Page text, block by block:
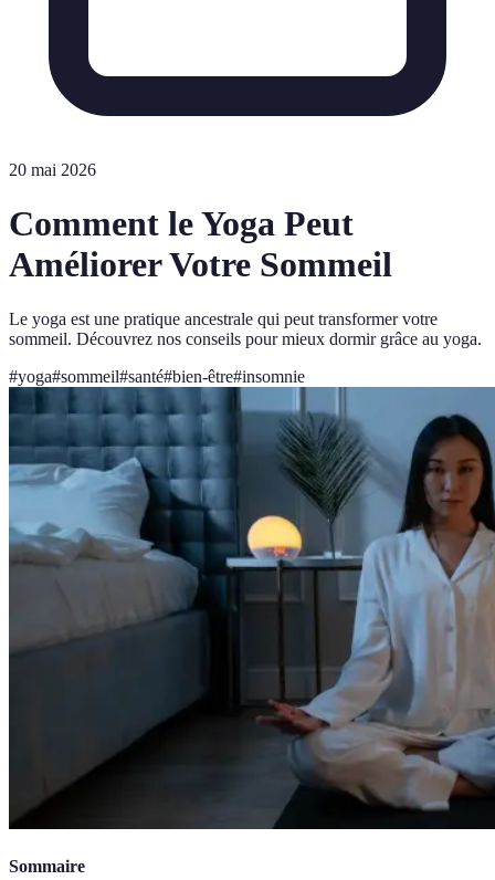
20 mai 2026
Comment le Yoga Peut
Améliorer Votre Sommeil
Le yoga est une pratique ancestrale qui peut transformer votre
sommeil. Découvrez nos conseils pour mieux dormir grâce au yoga.
#yoga#sommeil#santé#bien-être#insomnie
Sommaire